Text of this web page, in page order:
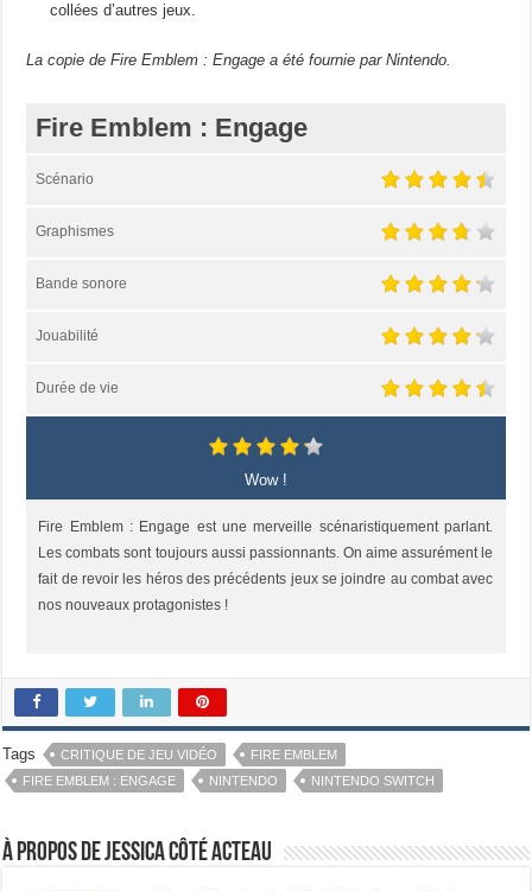
collées d’autres jeux.
La copie de Fire Emblem : Engage a été fournie par Nintendo.
Fire Emblem : Engage
Scénario
Graphismes
Bande sonore
Jouabilité
Durée de vie
Wow !
Fire Emblem : Engage est une merveille scénaristiquement parlant.
Les combats sont toujours aussi passionnants. On aime assurément le
fait de revoir les héros des précédents jeux se joindre au combat avec
nos nouveaux protagonistes !
Tags CRITIQUE DE JEU VIDÉO
FIRE EMBLEM
FIRE EMBLEM : ENGAGE
NINTENDO NINTENDO SWITCH
À propos de Jessica Côté Acteau